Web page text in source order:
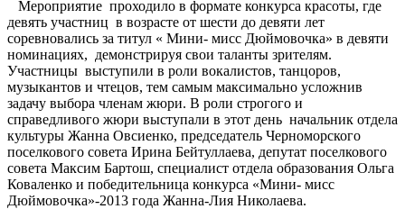
Мероприятие проходило в формате конкурса красоты, где
девять участниц в возрасте от шести до девяти лет
соревновались за титул « Мини- мисс Дюймовочка» в девяти
номинациях, демонстрируя свои таланты зрителям.
Участницы выступили в роли вокалистов, танцоров,
музыкантов и чтецов, тем самым максимально усложнив
задачу выбора членам жюри. В роли строгого и
справедливого жюри выступали в этот день начальник отдела
культуры Жанна Овсиенко, председатель Черноморского
поселкового совета Ирина Бейтуллаева, депутат поселкового
совета Максим Бартош, специалист отдела образования Ольга
Коваленко и победительница конкурса «Мини- мисс
Дюймовочка»-2013 года Жанна-Лия Николаева.